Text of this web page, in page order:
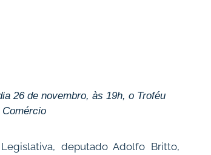
26 de novembro, às 19h, o Troféu
deputado Adolfo Britto,